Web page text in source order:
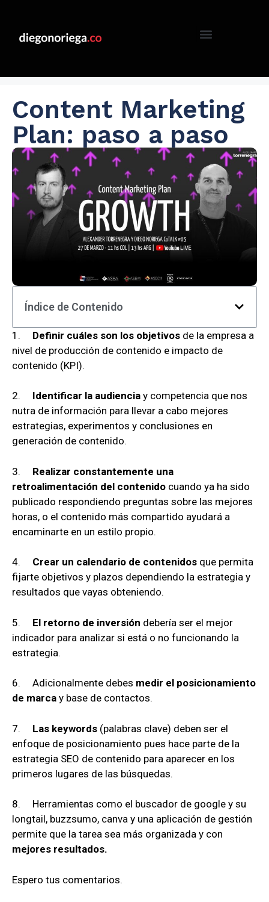
Content Marketing
Plan: paso a paso
Índice de Contenido
1. Definir cuáles son los objetivos de la empresa a
nivel de producción de contenido e impacto de
contenido (KPI).
2. Identificar la audiencia y competencia que nos
nutra de información para llevar a cabo mejores
estrategias, experimentos y conclusiones en
generación de contenido.
3. Realizar constantemente una
retroalimentación del contenido cuando ya ha sido
publicado respondiendo preguntas sobre las mejores
horas, o el contenido más compartido ayudará a
encaminarte en un estilo propio.
4. Crear un calendario de contenidos que permita
fijarte objetivos y plazos dependiendo la estrategia y
resultados que vayas obteniendo.
5. El retorno de inversión debería ser el mejor
indicador para analizar si está o no funcionando la
estrategia.
6. Adicionalmente debes medir el posicionamiento
de marca y base de contactos.
7. Las keywords (palabras clave) deben ser el
enfoque de posicionamiento pues hace parte de la
estrategia SEO de contenido para aparecer en los
primeros lugares de las búsquedas.
8. Herramientas como el buscador de google y su
longtail, buzzsumo, canva y una aplicación de gestión
permite que la tarea sea más organizada y con
mejores resultados.
Espero tus comentarios.